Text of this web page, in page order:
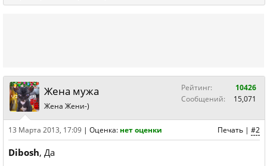
Жена мужа
Жена Жени-)
Рейтинг:
10426
Сообщений:
15,071
Печать | #2
13 Марта 2013, 17:09 | Оценка: нет оценки
Dibosh, Да